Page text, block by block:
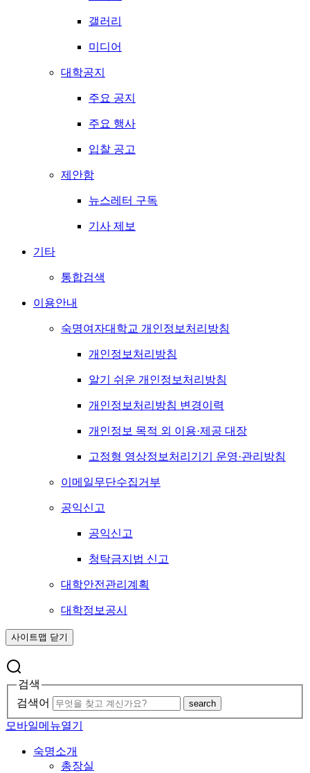
갤러리
미디어
대학공지
주요 공지
주요 행사
입찰 공고
제안함
뉴스레터 구독
기사 제보
기타
통합검색
이용안내
숙명여자대학교 개인정보처리방침
개인정보처리방침
알기 쉬운 개인정보처리방침
개인정보처리방침 변경이력
개인정보 목적 외 이용·제공 대장
고정형 영상정보처리기기 운영·관리방침
이메일무단수집거부
공익신고
공익신고
청탁금지법 신고
대학안전관리계획
대학정보공시
사이트맵 닫기
검색
검색어
search
모바일메뉴열기
숙명소개
총장실